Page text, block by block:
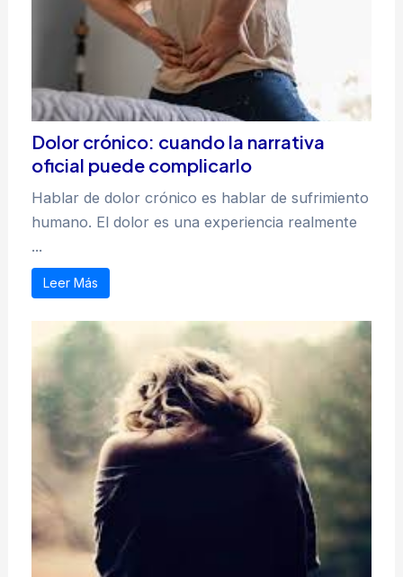
Dolor crónico: cuando la narrativa
oficial puede complicarlo
Hablar de dolor crónico es hablar de sufrimiento
humano. El dolor es una experiencia realmente
...
Leer Más